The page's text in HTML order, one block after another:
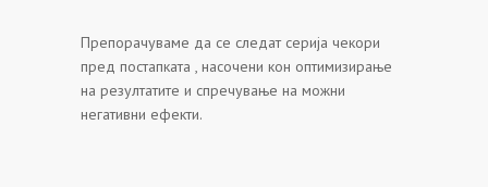
Препорачуваме да се следат серија чекори
пред постапката , насочени кон оптимизирање
на резултатите и спречување на можни
негативни ефекти.